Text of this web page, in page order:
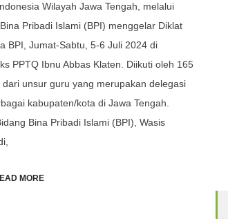
Wilayah Jawa Tengah, melalui
Pribadi Islami (BPI) menggelar Diklat
BPI, Jumat-Sabtu, 5-6 Juli 2024 di
PPTQ Ibnu Abbas Klaten. Diikuti oleh 165
dari unsur guru yang merupakan delegasi
kabupaten/kota di Jawa Tengah.
Bina Pribadi Islami (BPI), Wasis
MORE